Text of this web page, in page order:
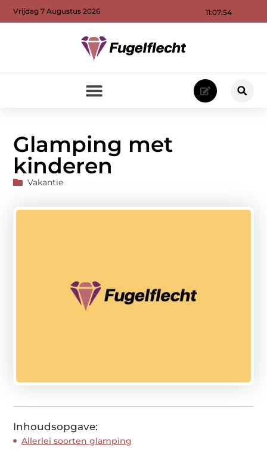
11:07:55
Vrijdag 7 Augustus 2026
Glamping met
kinderen
Vakantie
Inhoudsopgave:
Allerlei soorten glamping